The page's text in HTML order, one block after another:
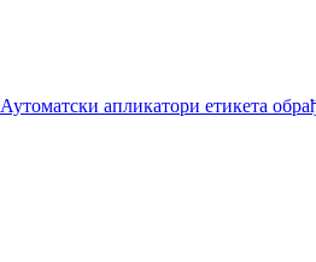
Аутоматски апликатори етикета